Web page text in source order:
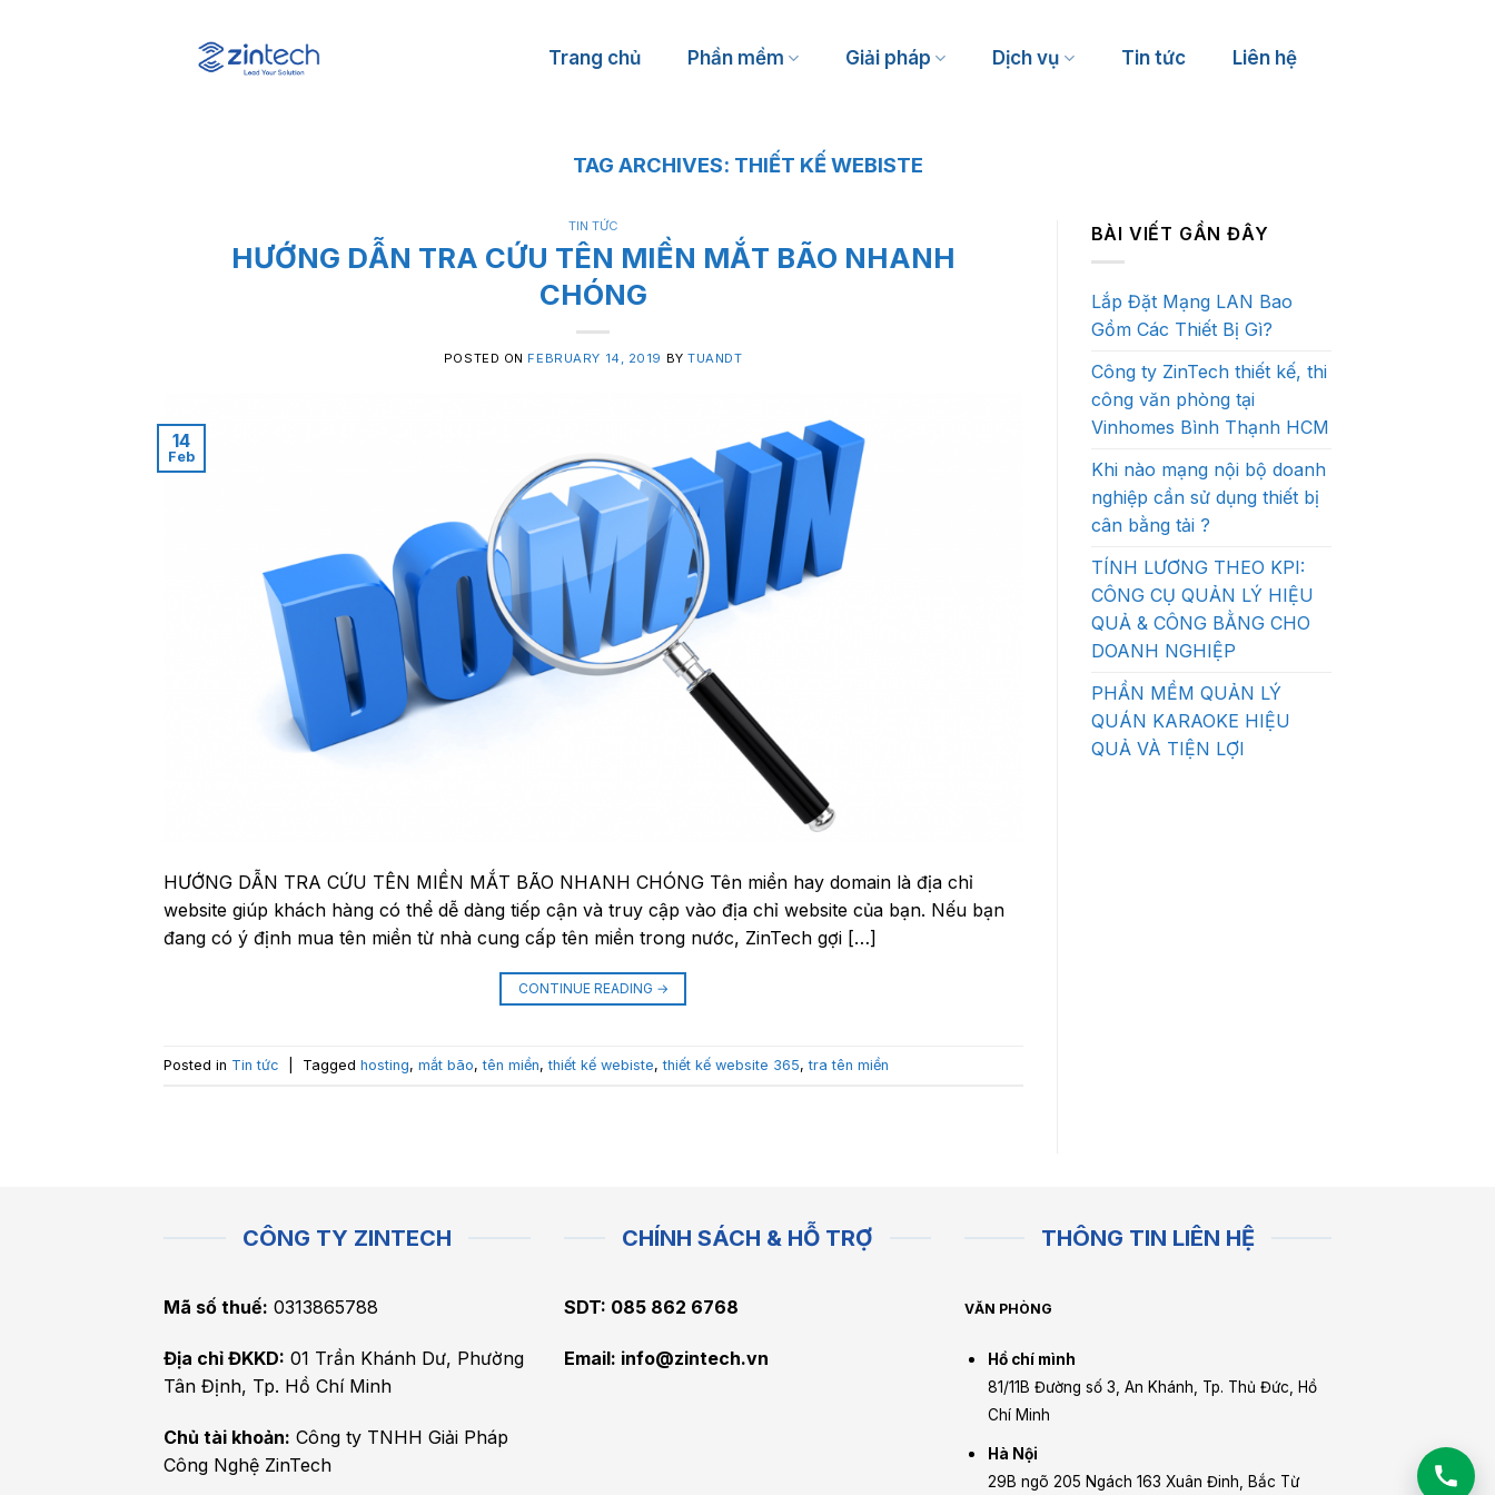
Trang chủ Phần mềm
Spa, massage
Tiệm nails Khách sạn, Nhà nghỉ
Giải pháp Dịch vụ Tin tức Liên hệ
TAG ARCHIVES: THIẾT KẾ WEBISTE
TIN TỨC
HƯỚNG DẪN TRA CỨU TÊN MIỀN MẮT BÃO NHANH
CHÓNG
POSTED ON FEBRUARY 14, 2019 BYTUANDT
14
Feb
HƯỚNG DẪN TRA CỨU TÊN MIỀN MẮT BÃO NHANH CHÓNG Tên miền hay domain là địa chỉ
website giúp khách hàng có thể dễ dàng tiếp cận và truy cập vào địa chỉ website của bạn. Nếu bạn
đang có ý định mua tên miền từ nhà cung cấp tên miền trong nước, ZinTech gợi […]
CONTINUE READING →
Posted in Tin tức Tagged hosting, mắt bão,tên miền,thiết kế webiste,thiết kế website 365,tra tên miền
BÀI VIẾT GẦN ĐÂY
Lắp Đặt Mạng LAN Bao
Gồm Các Thiết Bị Gì?
Công ty ZinTech thiết kế, thi
công văn phòng tại
Vinhomes Bình Thạnh HCM
Khi nào mạng nội bộ doanh
nghiệp cần sử dụng thiết bị
cân bằng tải ?
TÍNH LƯƠNG THEO KPI:
CÔNG CỤ QUẢN LÝ HIỆU
QUẢ & CÔNG BẰNG CHO
DOANH NGHIỆP
PHẦN MỀM QUẢN LÝ
QUÁN KARAOKE HIỆU
QUẢ VÀ TIỆN LỢI
CÔNG TY ZINTECH
Mã số thuế: 0313865788
Địa chỉ ĐKKD: 01 Trần Khánh Dư, Phường
Tân Định, Tp. Hồ Chí Minh
Chủ tài khoản: Công ty TNHH Giải Pháp
Công Nghệ ZinTech
CHÍNH SÁCH & HỖ TRỢ
SDT: 085 862 6768
Email: info@zintech.vn
THÔNG TIN LIÊN HỆ
VĂN PHÒNG
Hồ chí mình
81/11B Đường số 3, An Khánh, Tp. Thủ Đức, Hồ
Chí Minh
Hà Nội
29B ngõ 205 Ngách 163 Xuân Đinh, Bắc Từ